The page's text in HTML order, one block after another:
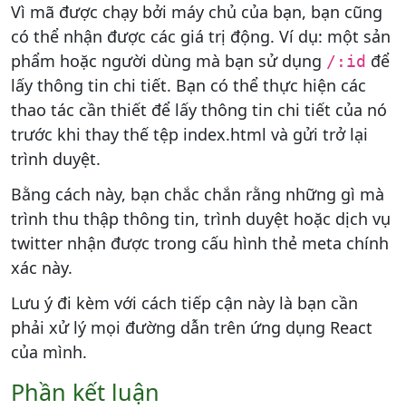
Vì mã được chạy bởi máy chủ của bạn, bạn cũng
có thể nhận được các giá trị động. Ví dụ: một sản
phẩm hoặc người dùng mà bạn sử dụng /:id để
lấy thông tin chi tiết. Bạn có thể thực hiện các
thao tác cần thiết để lấy thông tin chi tiết của nó
trước khi thay thế tệp index.html và gửi trở lại
trình duyệt.
Bằng cách này, bạn chắc chắn rằng những gì mà
trình thu thập thông tin, trình duyệt hoặc dịch vụ
twitter nhận được trong cấu hình thẻ meta chính
xác này.
Lưu ý đi kèm với cách tiếp cận này là bạn cần
phải xử lý mọi đường dẫn trên ứng dụng React
của mình.
Phần kết luận